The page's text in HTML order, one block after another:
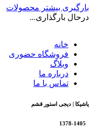
بارگیری بیشتر محصولات
درحال بارگذاری...
خانه
فروشگاه حضوری
وبلاگ
درباره ما
تماس با ما
یاشیکا | دیجی استور قشم